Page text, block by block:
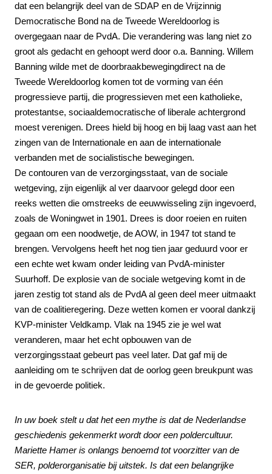
dat een belangrijk deel van de SDAP en de Vrijzinnig
Democratische Bond na de Tweede Wereldoorlog is
overgegaan naar de PvdA. Die verandering was lang niet zo
groot als gedacht en gehoopt werd door o.a. Banning. Willem
Banning wilde met de doorbraakbewegingdirect na de
Tweede Wereldoorlog komen tot de vorming van één
progressieve partij, die progressieven met een katholieke,
protestantse, sociaaldemocratische of liberale achtergrond
moest verenigen. Drees hield bij hoog en bij laag vast aan het
zingen van de Internationale en aan de internationale
verbanden met de socialistische bewegingen.
De contouren van de verzorgingsstaat, van de sociale
wetgeving, zijn eigenlijk al ver daarvoor gelegd door een
reeks wetten die omstreeks de eeuwwisseling zijn ingevoerd,
zoals de Woningwet in 1901. Drees is door roeien en ruiten
gegaan om een noodwetje, de AOW, in 1947 tot stand te
brengen. Vervolgens heeft het nog tien jaar geduurd voor er
een echte wet kwam onder leiding van PvdA-minister
Suurhoff. De explosie van de sociale wetgeving komt in de
jaren zestig tot stand als de PvdA al geen deel meer uitmaakt
van de coalitieregering. Deze wetten komen er vooral dankzij
KVP-minister Veldkamp. Vlak na 1945 zie je wel wat
veranderen, maar het echt opbouwen van de
verzorgingsstaat gebeurt pas veel later. Dat gaf mij de
aanleiding om te schrijven dat de oorlog geen breukpunt was
in de gevoerde politiek.
In uw boek stelt u dat het een mythe is dat de Nederlandse
geschiedenis gekenmerkt wordt door een poldercultuur.
Mariette Hamer is onlangs benoemd tot voorzitter van de
SER, polderorganisatie bij uitstek. Is dat een belangrijke